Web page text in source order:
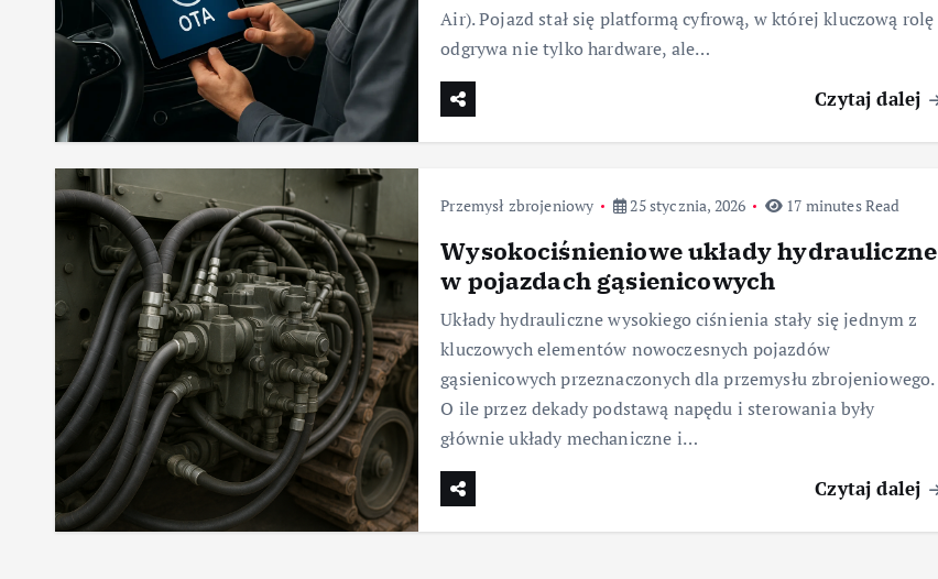
Air). Pojazd stał się platformą cyfrową, w której kluczową rolę
odgrywa nie tylko hardware, ale…
Czytaj dalej
Przemysł zbrojeniowy 25 stycznia, 2026 17 minutes Read
Wysokociśnieniowe układy hydrauliczne
w pojazdach gąsienicowych
Układy hydrauliczne wysokiego ciśnienia stały się jednym z
kluczowych elementów nowoczesnych pojazdów
gąsienicowych przeznaczonych dla przemysłu zbrojeniowego.
O ile przez dekady podstawą napędu i sterowania były
głównie układy mechaniczne i…
Czytaj dalej